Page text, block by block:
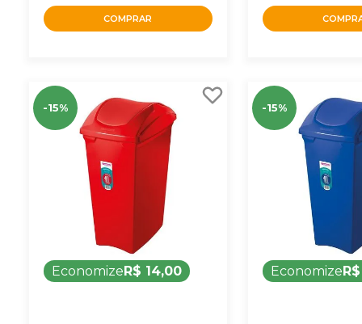
COMPRAR
-15%
EconomizeR$ 14,00
-15%
Economize